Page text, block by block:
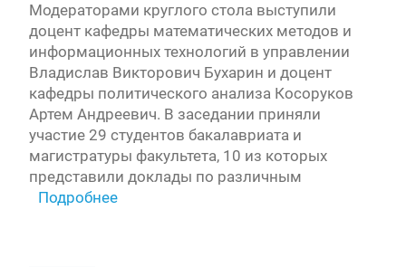
Модераторами круглого стола выступили
доцент кафедры математических методов и
информационных технологий в управлении
Владислав Викторович Бухарин и доцент
кафедры политического анализа Косоруков
Артем Андреевич. В заседании приняли
участие 29 студентов бакалавриата и
магистратуры факультета, 10 из которых
представили доклады по различным
Подробнее